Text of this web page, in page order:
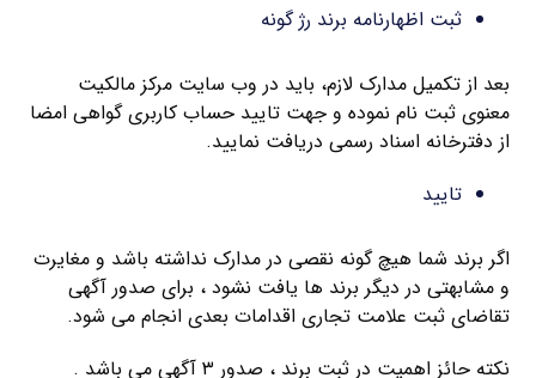
ثبت اظهارنامه برند رژ گونه
بعد از تکمیل مدارک لازم، باید در وب سایت مرکز مالکیت
معنوی ثبت نام نموده و جهت تایید حساب کاربری گواهی امضا
از دفترخانه اسناد رسمی دریافت نمایید.
تایید
اگر برند شما هیچ گونه نقصی در مدارک نداشته باشد و مغایرت
و مشابهتی در دیگر برند ها یافت نشود ، برای صدور آگهی
تقاضای ثبت علامت تجاری اقدامات بعدی انجام می شود.
نکته حائز اهمیت در ثبت برند ، صدور ۳ آگهی می باشد .